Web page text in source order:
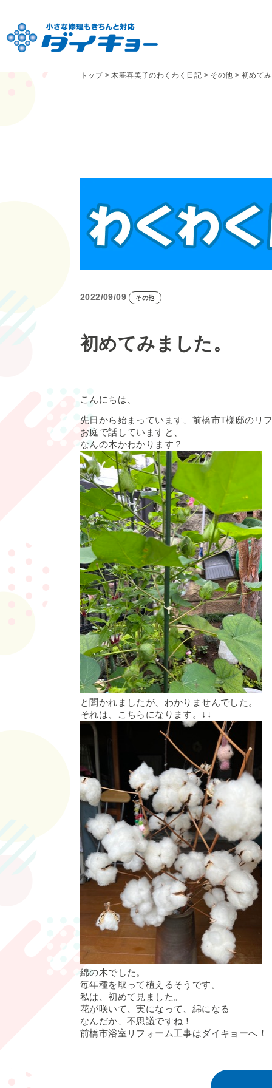
トップ>木暮喜美子のわくわく日記 > その他 > 初めてみ
2022/09/09 その他
初めてみました。
こんにちは、
先日から始まっています、前橋市T様邸のリ
お庭で話していますと、
なんの木かわかります？
と聞かれましたが、わかりませんでした。
それは、こちらになります。↓↓
綿の木でした。
毎年種を取って植えるそうです。
私は、初めて見ました。
花が咲いて、実になって、綿になる
なんだか、不思議ですね！
前橋市浴室リフォーム工事はダイキョーへ！